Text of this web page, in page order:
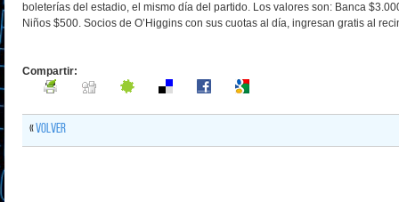
boleterías del estadio, el mismo día del partido. Los valores son: Banca
Niños $500. Socios de O’Higgins con sus cuotas al día, ingresan gratis al
Compartir:
«Volver